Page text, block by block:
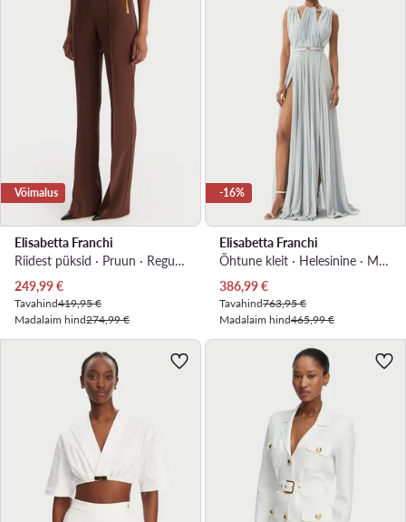
Võimalus
Elisabetta Franchi
Riidest püksid · Pruun · Regular Fit
Praegune hind
249,99€
Tavahind419,95 €
Madalaim hind274,99 €
-16%
Elisabetta Franchi
Õhtune kleit · Helesinine · Maxi, Asümmeetriline
Praegune hind
386,99€
Tavahind763,95 €
Madalaim hind465,99 €